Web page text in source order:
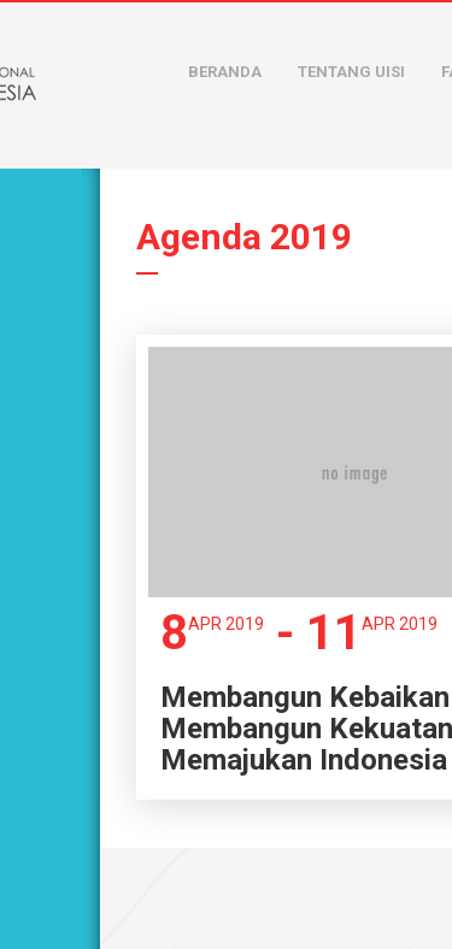
BERANDA TENTANG UISI
Agenda 2019
8APR 2019 - 11 APR 2019
Membangun Kebaikan
Membangun Kekuatan
Memajukan Indonesia